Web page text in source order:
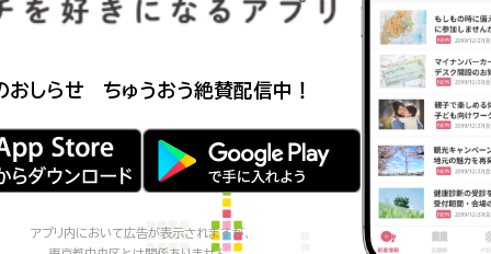
おしらせ ちゅうおう絶賛配信中！
アプリ内において広告が表示されますが、